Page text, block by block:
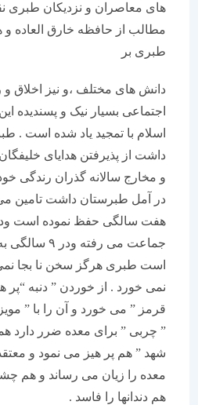
های معاصران و نزدیکان طبری نقل
مطالب از حافظه خارق العاده و هوش
طبری بر
دانش های مختلف ،و نیز اخلاق و
اجتماعی بسیار نیک و پسندیده این
اسلام با تمجید یاد شده است . طبری
داشت از پذیرفتن هدایای خلیفگان و
و مخارج سالانه گذران رندگی خود را
در آمل طبرستان داشت تامین می کرد
هفت سالگی حفظ نموده است ودر
جماعت می رفته ودر ۹
است طبری هرگز سخن نا بجا نمی
نمی خورد . از خوردن ” دنبه “پر هیز
قرمز ” می خورد و آن را با ” مویز ”
” چربی ” برای معده ضرر دارد همچنان
شهد ” هم پر هیز می نمود و معتقد
معده را زیان می رساند و هم چشم
هم دندانها را فاسد .